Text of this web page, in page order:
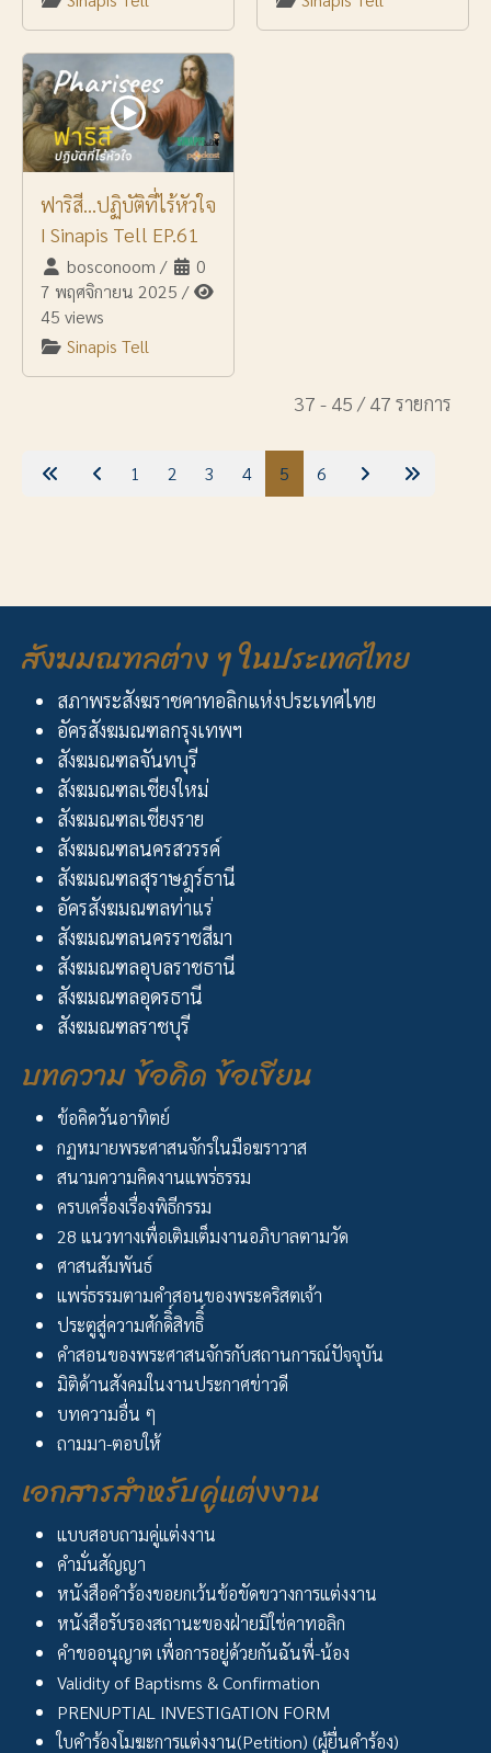
ฟาริสี...ปฏิบัติที่ไร้หัวใจ
I Sinapis Tell EP.61
bosconoom /
0
7 พฤศจิกายน 2025 /
45 views
Sinapis Tell
37 - 45 / 47 รายการ
1 2 3 4 5 6
สังฆมณฑลต่าง ๆ ในประเทศไทย
สภาพระสังฆราชคาทอลิกแห่งประเทศไทย
อัครสังฆมณฑลกรุงเทพฯ
สังฆมณฑลจันทบุรี
สังฆมณฑลเชียงใหม่
สังฆมณฑลเชียงราย
สังฆมณฑลนครสวรรค์
สังฆมณฑลสุราษฎร์ธานี
อัครสังฆมณฑลท่าแร่
สังฆมณฑลนครราชสีมา
สังฆมณฑลอุบลราชธานี
สังฆมณฑลอุดรธานี
สังฆมณฑลราชบุรี
บทความ ข้อคิด ข้อเขียน
ข้อคิดวันอาทิตย์
กฏหมายพระศาสนจักรในมือฆราวาส
สนามความคิดงานแพร่ธรรม
ครบเครื่องเรื่องพิธีกรรม
28 แนวทางเพื่อเติมเต็มงานอภิบาลตามวัด
ศาสนสัมพันธ์
แพร่ธรรมตามคำสอนของพระคริสตเจ้า
ประตูสู่ความศักดิิ์สิทธิิ์
คำสอนของพระศาสนจักรกับสถานการณ์ปัจจุบัน
มิติด้านสังคมในงานประกาศข่าวดี
บทความอื่น ๆ
ถามมา-ตอบให้
เอกสารสำหรับคู่แต่งงาน
แบบสอบถามคู่แต่งงาน
คำมั่นสัญญา
หนังสือคำร้องขอยกเว้นข้อขัดขวางการแต่งงาน
หนังสือรับรองสถานะของฝ่ายมิใช่คาทอลิก
คำขออนุญาต เพื่อการอยู่ด้วยกันฉันพี่-น้อง
Validity of Baptisms & Confirmation
PRENUPTIAL INVESTIGATION FORM
ใบคำร้องโมฆะการแต่งงาน(Petition) (ผู้ยื่นคำร้อง)